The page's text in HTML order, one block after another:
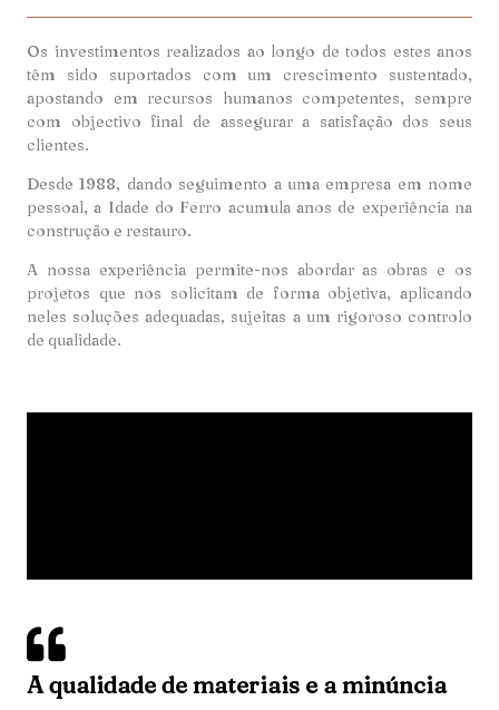
A qualidade de materiais e a minúncia
Os investimentos realizados ao longo de todos estes anos
têm sido suportados com um crescimento sustentado,
apostando em recursos humanos competentes, sempre
com objectivo final de assegurar a satisfação dos seus
clientes.
Desde 1988, dando seguimento a uma empresa em nome
pessoal, a Idade do Ferro acumula anos de experiência na
construção e restauro.
A nossa experiência permite-nos abordar as obras e os
projetos que nos solicitam de forma objetiva, aplicando
neles soluções adequadas, sujeitas a um rigoroso controlo
de qualidade.